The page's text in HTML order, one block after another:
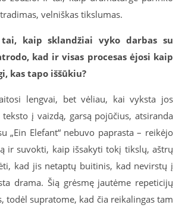
velniškas tikslumas.
kaip sklandžiai vyko darbas su
kad ir visas procesas ėjosi kaip
kas tapo iššūkiu?
lengvai, bet vėliau, kai vyksta jos
į vaizdą, garsą pojūčius, atsiranda
„Ein Elefant“ nebuvo paprasta – reikėjo
ir suvokti, kaip išsakyti tokį tikslų, aštrų
kad jis netaptų buitinis, kad nevirstų į
drama. Šią grėsmę jautėme repeticijų
todėl supratome, kad čia reikalingas tam